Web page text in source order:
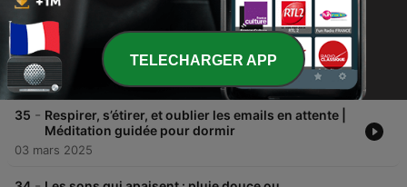
05 mars 2025
36
Un rendez-vous avec soi-même : doux, calme, et
sans questions pièges | Méditation guidée
04 mars 2025
35 - Respirer, s’étirer, et oublier les emails en attente |
Méditation guidée pour dormir
03 mars 2025
TELECHARGER APP